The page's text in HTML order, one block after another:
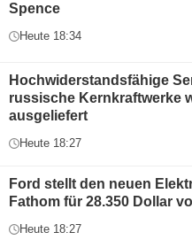
Spence
Heute 18:34
Hochwiderstandsfähige
russische Kernkraftwerke
ausgeliefert
Heute 18:27
Ford stellt den neuen
Fathom für 28.350 Dollar
Heute 18:27